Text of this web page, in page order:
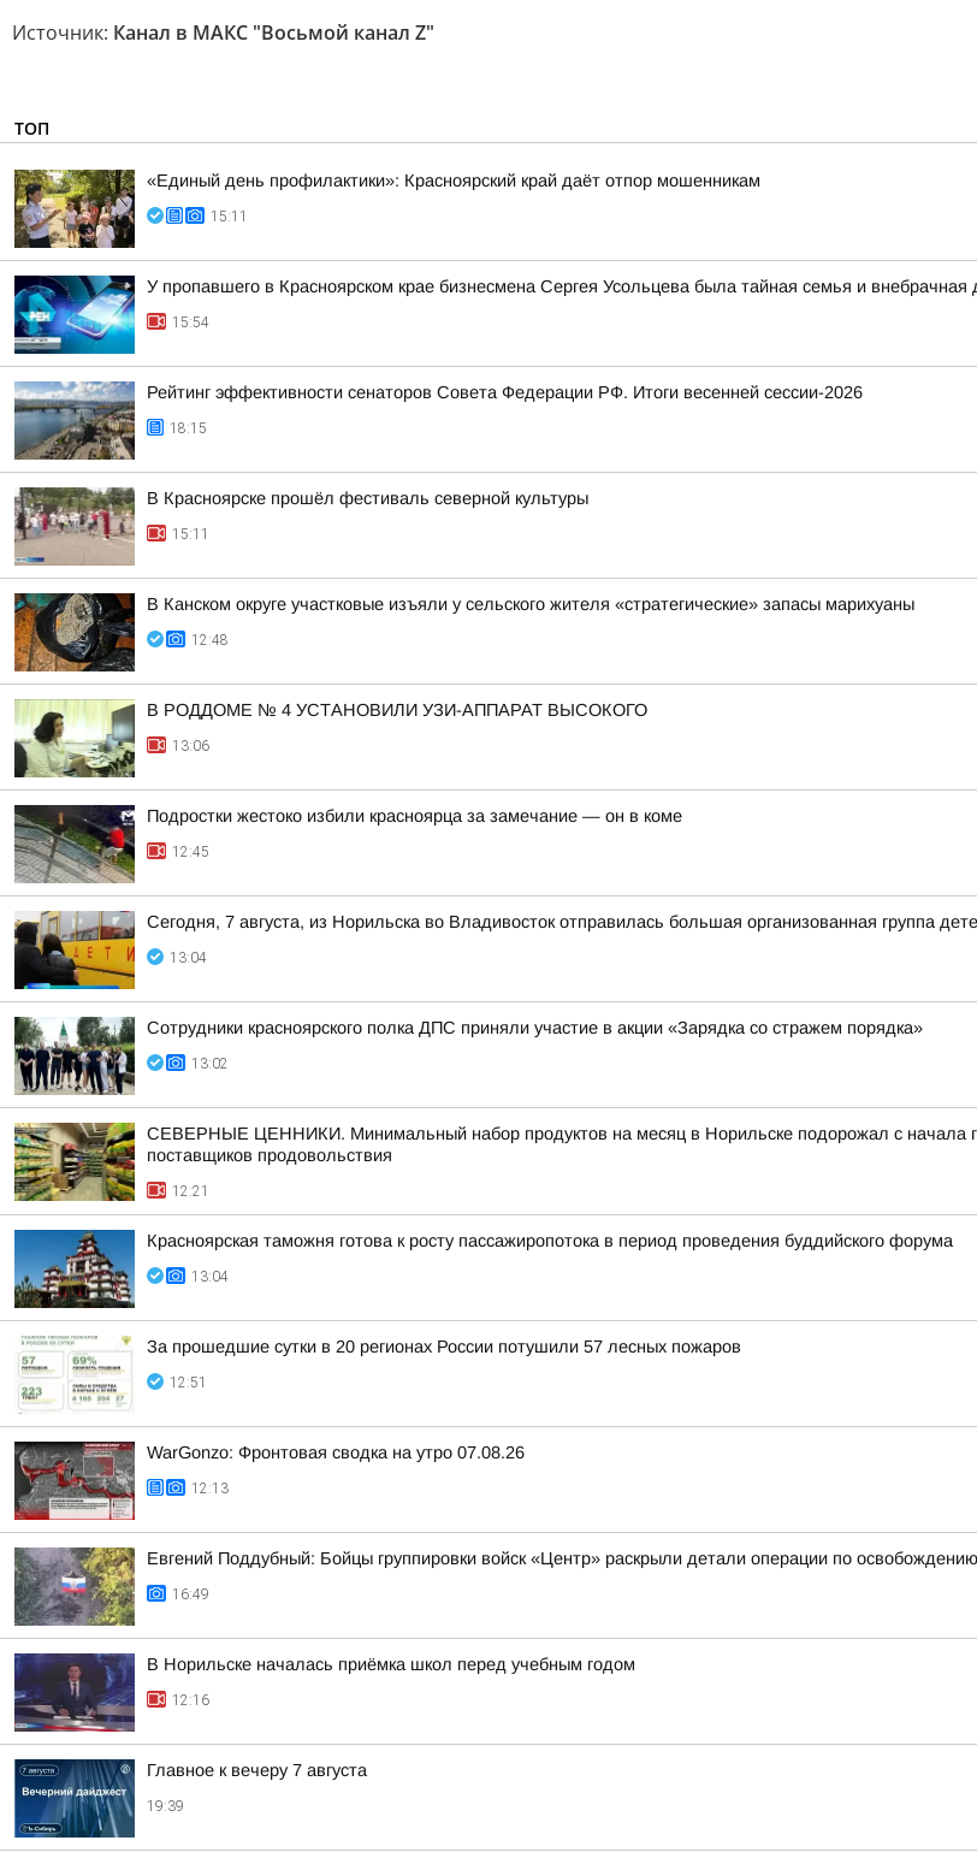
Источник: Канал в МАКС "Восьмой канал Z"
ТОП
«Единый день профилактики»: Красноярский край даёт отпор мошенникам
15:11
У пропавшего в Красноярском крае бизнесмена Сергея Усольцева была тайная семья и внебрачная
15:54
Рейтинг эффективности сенаторов Совета Федерации РФ. Итоги весенней сессии-2026
18:15
В Красноярске прошёл фестиваль северной культуры
15:11
В Канском округе участковые изъяли у сельского жителя «стратегические» запасы марихуаны
12:48
В РОДДОМЕ № 4 УСТАНОВИЛИ УЗИ-АППАРАТ ВЫСОКОГО
13:06
Подростки жестоко избили красноярца за замечание — он в коме
12:45
Сегодня, 7 августа, из Норильска во Владивосток отправилась большая организованная группа
13:04
Сотрудники красноярского полка ДПС приняли участие в акции «Зарядка со стражем порядка»
13:02
СЕВЕРНЫЕ ЦЕННИКИ. Минимальный набор продуктов на месяц в Норильске подорожал с начала
поставщиков продовольствия
12:21
Красноярская таможня готова к росту пассажиропотока в период проведения буддийского форума
13:04
За прошедшие сутки в 20 регионах России потушили 57 лесных пожаров
12:51
WarGonzo: Фронтовая сводка на утро 07.08.26
12:13
Евгений Поддубный: Бойцы группировки войск «Центр» раскрыли детали операции по
16:49
В Норильске началась приёмка школ перед учебным годом
12:16
Главное к вечеру 7 августа
19:39